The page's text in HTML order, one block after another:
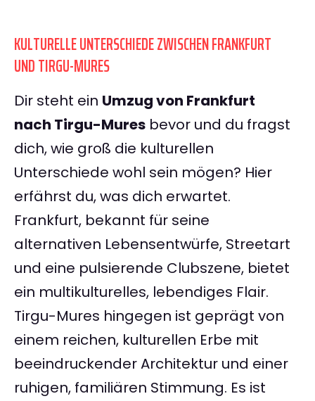
KULTURELLE UNTERSCHIEDE ZWISCHEN FRANKFURT
UND TIRGU-MURES
Dir steht ein Umzug von Frankfurt
nach Tirgu-Mures bevor und du fragst
dich, wie groß die kulturellen
Unterschiede wohl sein mögen? Hier
erfährst du, was dich erwartet.
Frankfurt, bekannt für seine
alternativen Lebensentwürfe, Streetart
und eine pulsierende Clubszene, bietet
ein multikulturelles, lebendiges Flair.
Tirgu-Mures hingegen ist geprägt von
einem reichen, kulturellen Erbe mit
beeindruckender Architektur und einer
ruhigen, familiären Stimmung. Es ist